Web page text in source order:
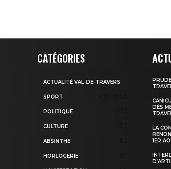
CATÉGORIES
ACTUALITÉ VAL-DE-TRAVERS
SPORT
POLITIQUE
CULTURE
ABSINTHE
HORLOGERIE
DÈS
LA
1ER